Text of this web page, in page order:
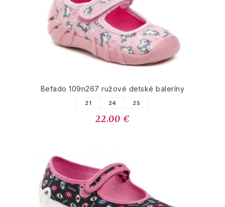
Befado 109n267 ružové detské baleríny
21 24 25
22.00 €